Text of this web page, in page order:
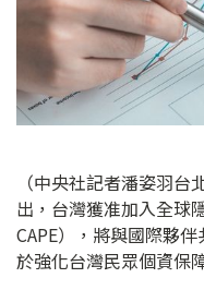
（中央社記者潘姿羽
出，台灣獲准加入全球
CAPE），將與國際夥
於強化台灣民眾個資保